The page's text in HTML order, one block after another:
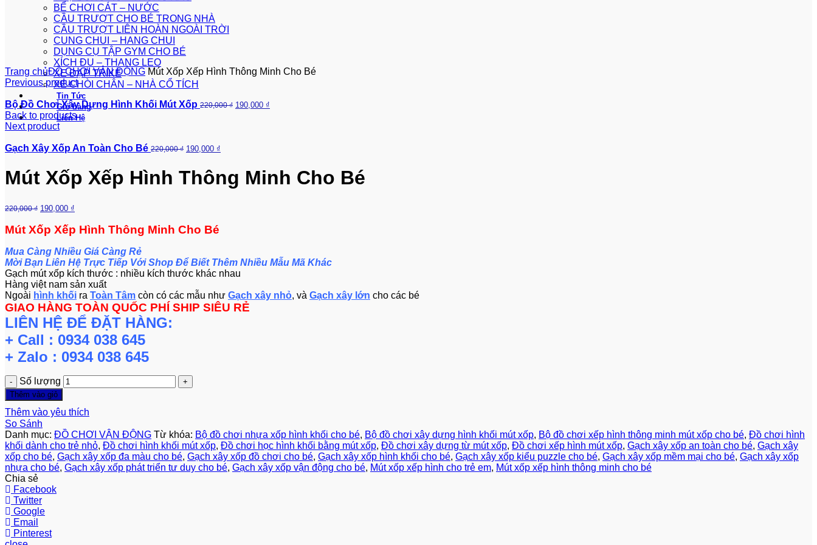
BỂ CHƠI CÁT – NƯỚC
CẦU TRƯỢT CHO BÉ TRONG NHÀ
CẦU TRƯỢT LIÊN HOÀN NGOÀI TRỜI
CUNG CHUI – HANG CHUI
DỤNG CỤ TẬP GYM CHO BÉ
XÍCH ĐU – THANG LEO
XE ĐẠP TRIKE
XE CHÒI CHÂN – NHÀ CỔ TÍCH
Tin Tức
Giỏ hàng
Liên Hệ
360 product view
Trang chủĐỒ CHƠI VẬN ĐỘNG Mút Xốp Xếp Hình Thông Minh Cho Bé
Previous product
Bộ Đồ Chơi Xây Dựng Hình Khối Mút Xốp 220,000₫ 190,000 ₫
Back to products
Next product
Gạch Xây Xốp An Toàn Cho Bé 220,000₫ 190,000 ₫
Mút Xốp Xếp Hình Thông Minh Cho Bé
220,000₫ 190,000 ₫
Mút Xốp Xếp Hình Thông Minh Cho Bé
Mua Càng Nhiều Giá Càng Rẻ
Mời Bạn Liên Hệ Trực Tiếp Với Shop Để Biết Thêm Nhiều Mẫu Mã Khác
Gạch mút xốp kích thước : nhiều kích thước khác nhau
Hàng việt nam sản xuất
Ngoài hình khối ra Toàn Tâm còn có các mẫu như Gạch xây nhỏ, và Gạch xây lớn cho các bé
GIAO HÀNG TOÀN QUỐC PHÍ SHIP SIÊU RẺ
LIÊN HỆ ĐỂ ĐẶT HÀNG:
+ Call : 0934 038 645
+ Zalo : 0934 038 645
Số lượng
Thêm vào giỏ
Thêm vào yêu thích
So Sánh
Danh mục: ĐỒ CHƠI VẬN ĐỘNG Từ khóa: Bộ đồ chơi nhựa xốp hình khối cho bé, Bộ đồ chơi xây dựng hình khối mút xốp, Bộ đồ chơi xếp hình thông minh mút xốp cho bé, Đồ chơi hình
khối dành cho trẻ nhỏ, Đồ chơi hình khối mút xốp, Đồ chơi học hình khối bằng mút xốp, Đồ chơi xây dựng từ mút xốp, Đồ chơi xếp hình mút xốp, Gạch xây xốp an toàn cho bé, Gạch xây
xốp cho bé, Gạch xây xốp đa màu cho bé, Gạch xây xốp đồ chơi cho bé, Gạch xây xốp hình khối cho bé, Gạch xây xốp kiểu puzzle cho bé, Gạch xây xốp mềm mại cho bé, Gạch xây xốp
nhựa cho bé, Gạch xây xốp phát triển tư duy cho bé, Gạch xây xốp vận động cho bé, Mút xốp xếp hình cho trẻ em, Mút xốp xếp hình thông minh cho bé
Chia sẻ
Facebook
Twitter
Google
Email
Pinterest